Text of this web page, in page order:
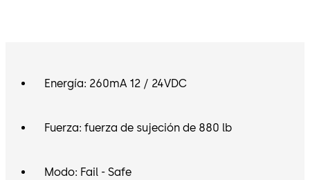
Energía: 260mA 12 / 24VDC
Fuerza: fuerza de sujeción de 880 lb
Modo: Fail - Safe